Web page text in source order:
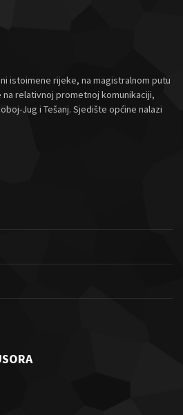
istoimene rijeke, na magistralnom putu
na relativnoj prometnoj komunikaciji,
Jug i Tešanj. Sjedište općine nalazi